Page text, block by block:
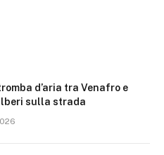
d’aria tra Venafro e
sulla strada